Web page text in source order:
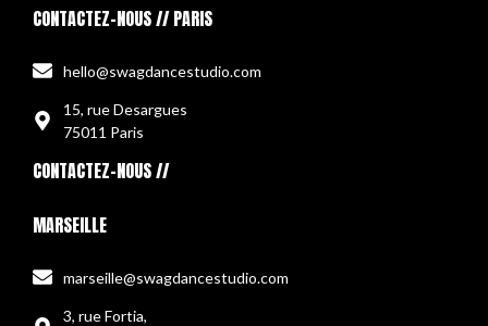
CONTACTEZ-NOUS // PARIS
hello@swagdancestudio.com
15, rue Desargues
75011 Paris
CONTACTEZ-NOUS //
MARSEILLE
marseille@swagdancestudio.com
3, rue Fortia,